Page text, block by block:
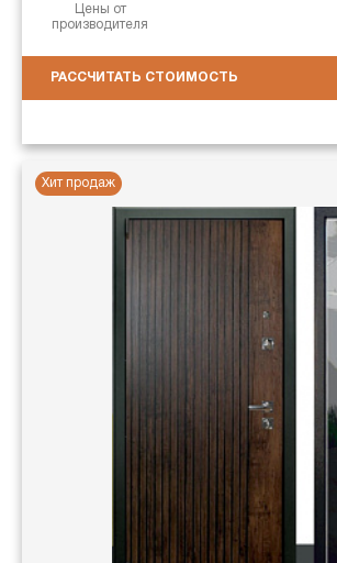
Цены от
производителя
РАССЧИТАТЬ СТОИМОСТЬ
Хит продаж